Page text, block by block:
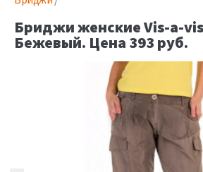
Бриджи женские Vis-a-
Бежевый. Цена 393 руб.